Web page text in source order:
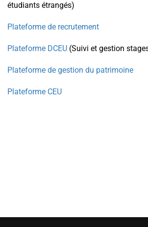
étudiants étrangés)
Plateforme de recrutement
Plateforme DCEU (Suivi et gestion
Plateforme de gestion du patrimoine
Plateforme CEU